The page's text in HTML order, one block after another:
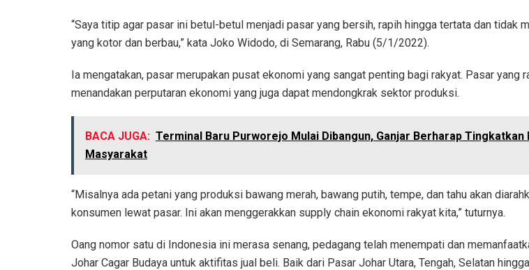
“Saya titip agar pasar ini betul-betul menjadi pasar yang bersih, rapih hingga tertata dan tidak
yang kotor dan berbau,” kata Joko Widodo, di Semarang, Rabu (5/1/2022).
Ia mengatakan, pasar merupakan pusat ekonomi yang sangat penting bagi rakyat. Pasar yang
menandakan perputaran ekonomi yang juga dapat mendongkrak sektor produksi.
BACA JUGA: Terminal Baru Purworejo Mulai Dibangun, Ganjar Berharap Tingkatkan
Masyarakat
“Misalnya ada petani yang produksi bawang merah, bawang putih, tempe, dan tahu akan
konsumen lewat pasar. Ini akan menggerakkan supply chain ekonomi rakyat kita,” tuturnya.
Oang nomor satu di Indonesia ini merasa senang, pedagang telah menempati dan
Johar Cagar Budaya untuk aktifitas jual beli. Baik dari Pasar Johar Utara, Tengah, Selatan